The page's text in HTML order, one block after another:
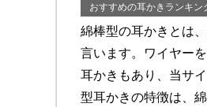
おすすめの耳かきランキン
綿棒型の耳かきとは
言います。ワイヤー
耳かきもあり、当サ
型耳かきの特徴は、